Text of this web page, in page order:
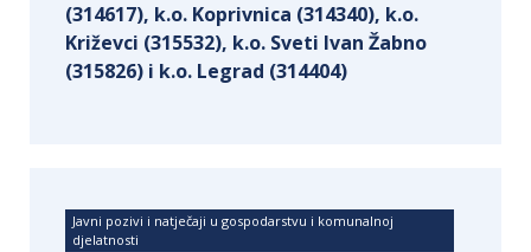
(314617), k.o. Koprivnica (314340), k.o.
Križevci (315532), k.o. Sveti Ivan Žabno
(315826) i k.o. Legrad (314404)
Javni pozivi i natječaji u gospodarstvu i komunalnoj
djelatnosti